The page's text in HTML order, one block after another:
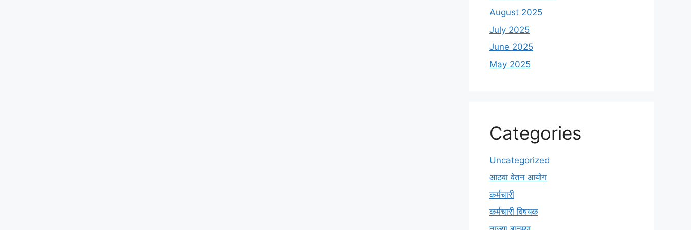
August 2025
July 2025
June 2025
May 2025
Categories
Uncategorized
आठवा वेतन आयोग
कर्मचारी
कर्मचारी विषयक